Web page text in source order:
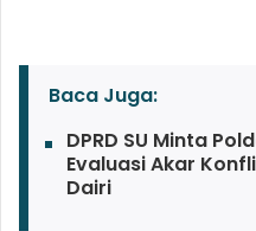
Baca Juga:
DPRD SU Minta
Evaluasi Akar
Dairi